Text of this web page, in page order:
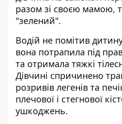
разом зі своєю мамою,
"зелений".
Водій не помітив
вона потрапила під
та отримала тяжкі
Дівчині спричинено
розривів легенів та
плечової і стегнової
ушкоджень.